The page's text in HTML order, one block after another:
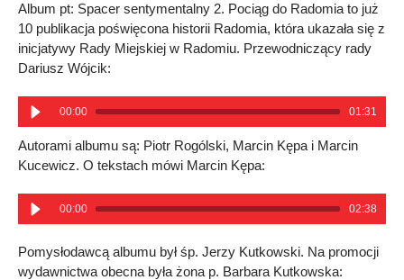
Album pt: Spacer sentymentalny 2. Pociąg do Radomia to już
10 publikacja poświęcona historii Radomia, która ukazała się z
inicjatywy Rady Miejskiej w Radomiu. Przewodniczący rady
Dariusz Wójcik:
00:00 01:31
Autorami albumu są: Piotr Rogólski, Marcin Kępa i Marcin
Kucewicz. O tekstach mówi Marcin Kępa:
00:00 02:38
Pomysłodawcą albumu był śp. Jerzy Kutkowski. Na promocji
wydawnictwa obecna była żona p. Barbara Kutkowska: